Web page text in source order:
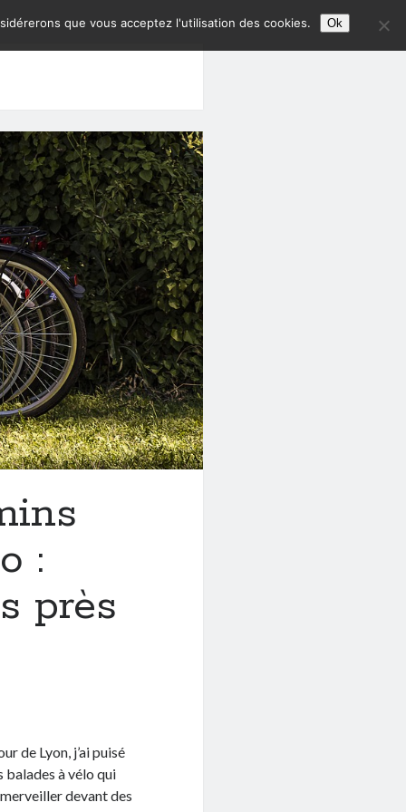
:
près
de Lyon, j’ai puisé
à vélo qui
devant des
que vous acceptez l'utilisation des cookies. Ok